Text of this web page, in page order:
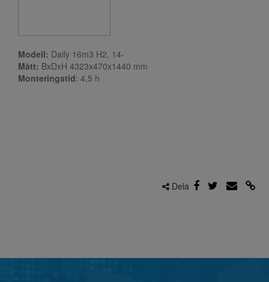
Modell: Daily 16m3 H2, 14-
Mått: BxDxH 4323x470x1440 mm
Monteringstid: 4,5 h
Dela